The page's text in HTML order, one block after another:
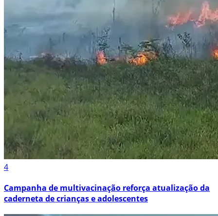
4
Campanha de multivacinação reforça atualização da
caderneta de crianças e adolescentes